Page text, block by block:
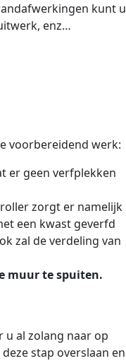
kunt u
enz…
voorbereidend werk:
er geen verfplekken
zorgt er namelijk
een kwast geverfd
zal de verdeling van
muur te spuiten.
u al zolang naar op
stap overslaan en